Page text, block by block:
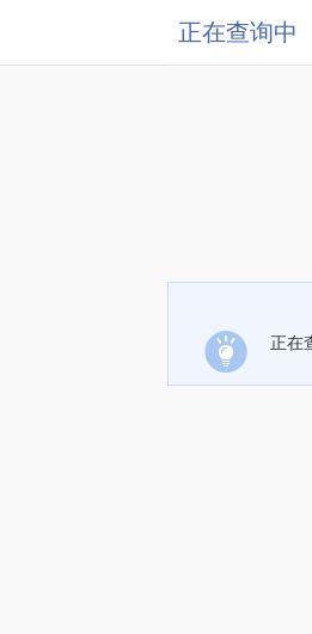
正在查询中
正在